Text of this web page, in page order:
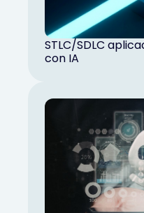
STLC/SDLC
con IA